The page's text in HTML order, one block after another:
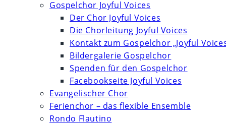
Gospelchor Joyful Voices
Der Chor Joyful Voices
Die Chorleitung Joyful Voices
Kontakt zum Gospelchor „Joyful
Bildergalerie Gospelchor
Spenden für den Gospelchor
Facebookseite Joyful Voices
Evangelischer Chor
Ferienchor – das flexible Ensemble
Rondo Flautino